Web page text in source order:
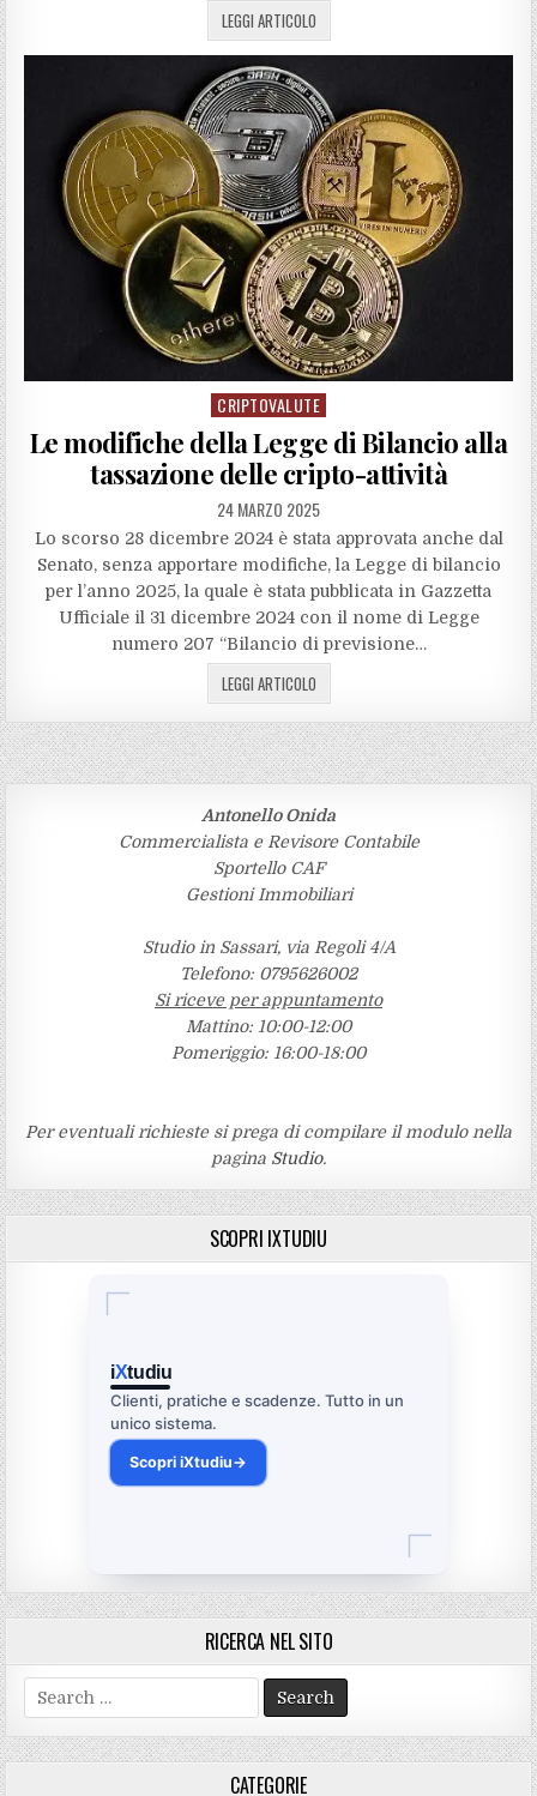
LEGGI ARTICOLO
Posted
in
CRIPTOVALUTE
Le modifiche della Legge di Bilancio alla
tassazione delle cripto-attività
24 MARZO 2025
Lo scorso 28 dicembre 2024 è stata approvata anche dal
Senato, senza apportare modifiche, la Legge di bilancio
per l’anno 2025, la quale è stata pubblicata in Gazzetta
Ufficiale il 31 dicembre 2024 con il nome di Legge
numero 207 “Bilancio di previsione…
LEGGI ARTICOLO
Antonello Onida
Commercialista e Revisore Contabile
Sportello CAF
Gestioni Immobiliari
Studio in Sassari, via Regoli 4/A
Telefono: 0795626002
Si riceve per appuntamento
Mattino: 10:00-12:00
Pomeriggio: 16:00-18:00
Per eventuali richieste si prega di compilare il modulo nella
pagina Studio.
SCOPRI IXTUDIU
iXtudiu
Clienti, pratiche e scadenze. Tutto in un
unico sistema.
Scopri iXtudiu→
RICERCA NEL SITO
Search
for:
CATEGORIE